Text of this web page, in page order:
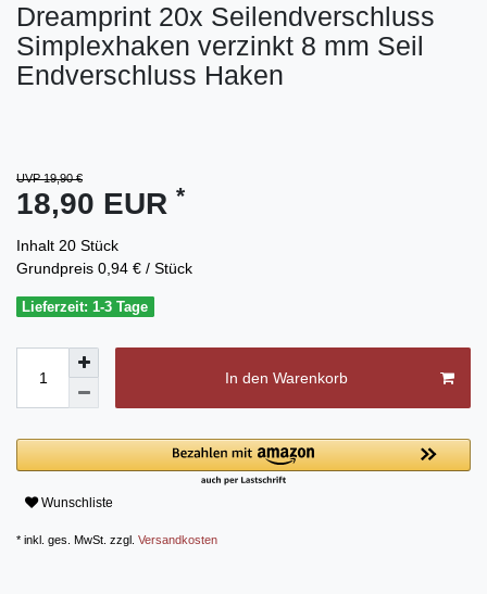
Dreamprint 20x Seilendverschluss
Simplexhaken verzinkt 8 mm Seil
Endverschluss Haken
UVP 19,90 €
18,90 EUR *
Inhalt 20 Stück
Grundpreis 0,94 € / Stück
Lieferzeit: 1-3 Tage
In den Warenkorb
Wunschliste
* inkl. ges. MwSt. zzgl. Versandkosten